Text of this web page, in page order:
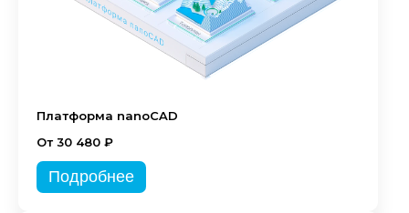
Платформа nanoCAD
От 30 480 ₽
Подробнее